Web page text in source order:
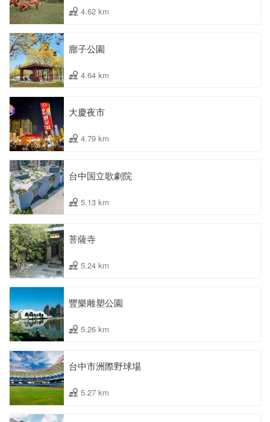
4.62 km
廍子公園
4.64 km
大慶夜市
4.79 km
台中国立歌劇院
5.13 km
菩薩寺
5.24 km
豐樂雕塑公園
5.26 km
台中市洲際野球場
5.27 km